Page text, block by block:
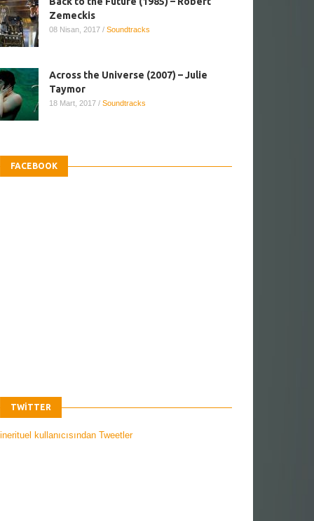
Zemeckis
08 Nisan, 2017 / Soundtracks
Across the Universe (2007) – Julie
Taymor
18 Mart, 2017 / Soundtracks
FACEBOOK
TWITTER
kullanıcısından Tweetler